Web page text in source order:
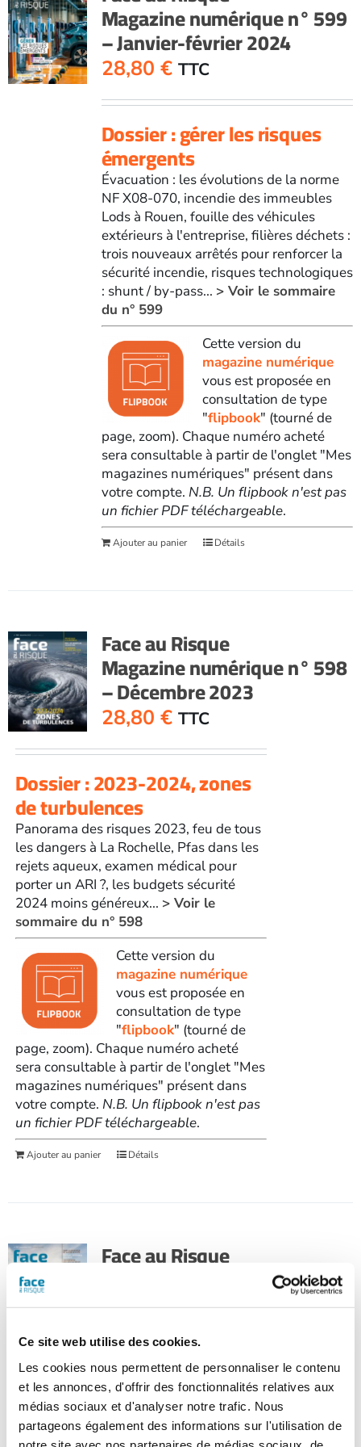
Ce site web utilise des cookies.
Les cookies nous permettent de personnaliser le contenu
et les annonces, d'offrir des fonctionnalités relatives aux
médias sociaux et d'analyser notre trafic. Nous
partageons également des informations sur l'utilisation de
Magazine numérique n° 599
– Janvier-février 2024
28,80 € TTC
Dossier : gérer les risques
émergents
Évacuation : les évolutions de la norme
NF X08-070, incendie des immeubles
Lods à Rouen, fouille des véhicules
extérieurs à l'entreprise, filières déchets :
trois nouveaux arrêtés pour renforcer la
sécurité incendie, risques technologiques
: shunt / by-pass... > Voir le sommaire
du n° 599
Cette version du
magazine numérique
vous est proposée en
consultation de type
"flipbook" (tourné de
page, zoom). Chaque numéro acheté
sera consultable à partir de l'onglet "Mes
magazines numériques" présent dans
votre compte. N.B. Un flipbook n'est pas
un fichier PDF téléchargeable.
Ajouter au panier Détails
Face au Risque
Magazine numérique n° 598
– Décembre 2023
28,80 € TTC
Dossier : 2023-2024, zones
de turbulences
Panorama des risques 2023, feu de tous
les dangers à La Rochelle, Pfas dans les
rejets aqueux, examen médical pour
porter un ARI ?, les budgets sécurité
2024 moins généreux... > Voir le
sommaire du n° 598
Cette version du
magazine numérique
vous est proposée en
consultation de type
"flipbook" (tourné de
page, zoom). Chaque numéro acheté
sera consultable à partir de l'onglet "Mes
magazines numériques" présent dans
votre compte. N.B. Un flipbook n'est pas
un fichier PDF téléchargeable.
Ajouter au panier Détails
Face au Risque
Magazine numérique n° 597
– Novembre 2023
28,80
Dossier : construction bois et
sécurité incendie
SSIAP : aller au-delà de la fiche de poste,